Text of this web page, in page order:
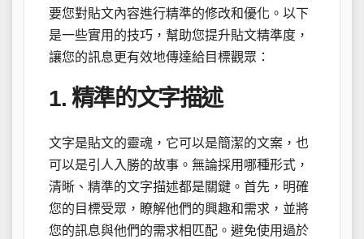
要您對貼文內容進行精準的修改和優化。以下
是一些實用的技巧，幫助您提升貼文精準度，
讓您的訊息更有效地傳達給目標觀眾：
1. 精準的文字描述
文字是貼文的靈魂，它可以是簡潔的文案，也
可以是引人入勝的故事。無論採用哪種形式，
清晰、精準的文字描述都是關鍵。首先，明確
您的目標受眾，瞭解他們的興趣和需求，並將
您的訊息與他們的需求相匹配。避免使用過於